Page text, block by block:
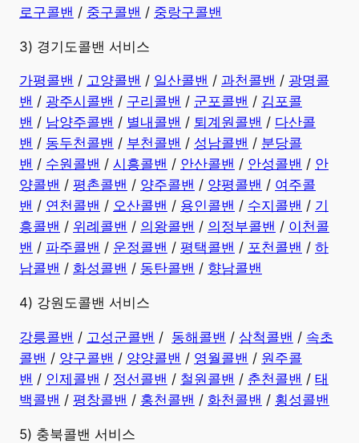
로구콜밴 / 중구콜밴 / 중랑구콜밴
3) 경기도콜밴 서비스
가평콜밴 / 고양콜밴 / 일산콜밴 / 과천콜밴 / 광명콜
밴 / 광주시콜밴 / 구리콜밴 / 군포콜밴 / 김포콜
밴 / 남양주콜밴 / 별내콜밴 / 퇴계원콜밴 / 다산콜
밴 / 동두천콜밴 / 부천콜밴 / 성남콜밴 / 분당콜
밴 / 수원콜밴 / 시흥콜밴 / 안산콜밴 / 안성콜밴 / 안
양콜밴 / 평촌콜밴 / 양주콜밴 / 양평콜밴 / 여주콜
밴 / 연천콜밴 / 오산콜밴 / 용인콜밴 / 수지콜밴 / 기
흥콜밴 / 위례콜밴 / 의왕콜밴 / 의정부콜밴 / 이천콜
밴 / 파주콜밴 / 운정콜밴 / 평택콜밴 / 포천콜밴 / 하
남콜밴 / 화성콜밴 / 동탄콜밴 / 향남콜밴
4) 강원도콜밴 서비스
강릉콜밴 / 고성군콜밴 / 동해콜밴 / 삼척콜밴 / 속초
콜밴 / 양구콜밴 / 양양콜밴 / 영월콜밴 / 원주콜
밴 / 인제콜밴 / 정선콜밴 / 철원콜밴 / 춘천콜밴 / 태
백콜밴 / 평창콜밴 / 홍천콜밴 / 화천콜밴 / 횡성콜밴
5) 충북콜밴 서비스